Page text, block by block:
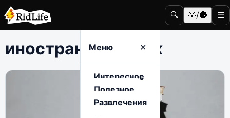
🔍 🌞/🌚 ☰
Меню ✕
Интересное
Полезное
Развлечения
иностранный язык